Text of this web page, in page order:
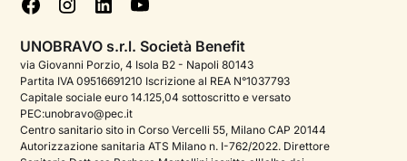
Podcast di psicologia
Corporate
Psicologo italiano all'estero
Cookie policy
Gestisci cookie
UNOBRAVO s.r.l. Società Benefit
via Giovanni Porzio, 4 Isola B2 - Napoli 80143
Partita IVA 09516691210 Iscrizione al REA N°1037793
Capitale sociale euro 14.125,04 sottoscritto e versato
PEC:unobravo@pec.it
Centro sanitario sito in Corso Vercelli 55, Milano CAP 20144
Autorizzazione sanitaria ATS Milano n. I-762/2022. Direttore